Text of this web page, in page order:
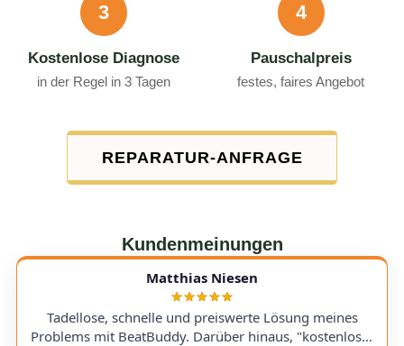
3
Kostenlose Diagnose
in der Regel in 3 Tagen
4
Pauschalpreis
festes, faires Angebot
REPARATUR-ANFRAGE
Kundenmeinungen
Matthias Niesen
Tadellose, schnelle und preiswerte Lösung meines
Problems mit BeatBuddy. Darüber hinaus, "kostenloser